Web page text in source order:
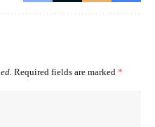
Required fields are marked *